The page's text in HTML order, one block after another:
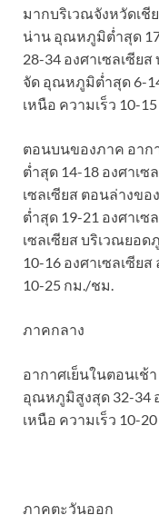
มากบริเวณจังหวัดเชี
น่าน อุณหภูมิต่ำสุด
28-34 องศาเซลเซีย
จัด อุณหภูมิต่ำสุด 6-
เหนือ ความเร็ว 10-
ตอนบนของภาค อาก
ต่ำสุด 14-18 องศาเ
เซลเซียส ตอนล่างข
ต่ำสุด 19-21 องศาเ
เซลเซียส บริเวณยอ
10-16 องศาเซลเซีย
10-25 กม./ชม.
ภาคกลาง
อากาศเย็นในตอนเช้
อุณหภูมิสูงสุด 32-34
เหนือ ความเร็ว 10-
ภาคตะวันออก